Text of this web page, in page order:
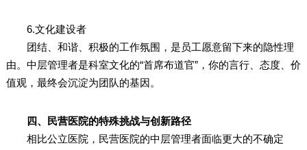
6.文化建设者
团结、和谐、积极的工作氛围，是员工愿意留下来的隐性理
由。中层管理者是科室文化的“首席布道官”，你的言行、态度、价
值观，最终会沉淀为团队的基因。
四、民营医院的特殊挑战与创新路径
相比公立医院，民营医院的中层管理者面临更大的不确定